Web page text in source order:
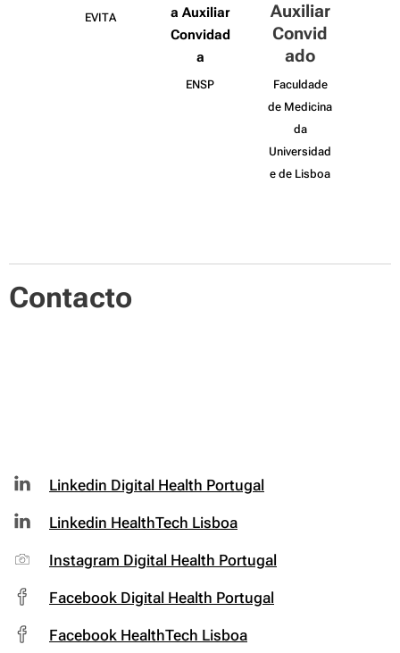
EVITA
a Auxiliar
Convidad
a
ENSP
Auxiliar
Convid
ado
Faculdade
de Medicina
da
Universidad
e de Lisboa
Contacto
Linkedin Digital Health Portugal
Linkedin HealthTech Lisboa
Instagram Digital Health Portugal
Facebook Digital Health Portugal
Facebook HealthTech Lisboa